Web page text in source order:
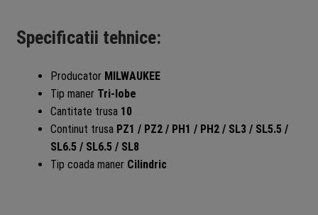
Specificatii tehnice:
Producator MILWAUKEE
Tip maner Tri-lobe
Cantitate trusa 10
Continut trusa PZ1 / PZ2 / PH1 / PH2 / SL3 / SL5.5 /
SL6.5 / SL6.5 / SL8
Tip coada maner Cilindric